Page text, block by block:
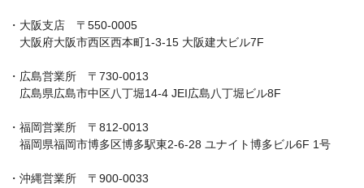
・大阪支店　〒550-0005
大阪府大阪市西区西本町1-3-15 大阪建大ビル7F
・広島営業所　〒730-0013
広島県広島市中区八丁堀14-4 JEI広島八丁堀ビル8F
・福岡営業所　〒812-0013
福岡県福岡市博多区博多駅東2-6-28 ユナイト博多ビル6F 1号
・沖縄営業所　〒900-0033